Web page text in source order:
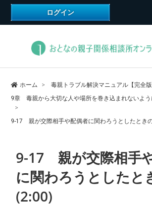
ホーム
毒親トラブル解決マニュアル【完全版
9章 毒親から大切な人や場所を巻き込まれないよ
9-17 親が交際相手や配偶者に関わろうとしたとき
9-17 親が交際相手
に関わろうとしたと
(2:00)